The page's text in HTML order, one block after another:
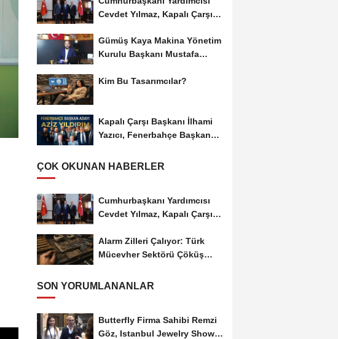
Cevdet Yılmaz, Kapalı Çarşı
Gümüş Kaya Makina Yönetim
Kurulu Başkanı Mustafa
Kim Bu Tasarımcılar?
Kapalı Çarşı Başkanı İlhami
Yazıcı, Fenerbahçe Başkan
ÇOK OKUNAN HABERLER
Cumhurbaşkanı Yardımcısı
Cevdet Yılmaz, Kapalı Çarşı
Alarm Zilleri Çalıyor: Türk
Mücevher Sektörü Çöküş
SON YORUMLANANLAR
Butterfly Firma Sahibi Remzi
Göz, Istanbul Jewelry Show